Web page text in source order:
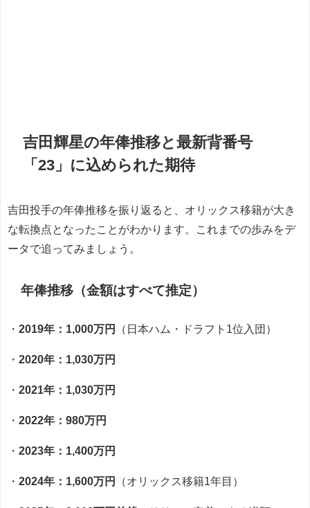
吉田輝星の年俸推移と最新背番号
「23」に込められた期待
吉田投手の年俸推移を振り返ると、オリックス移籍が大き
な転換点となったことがわかります。これまでの歩みをデ
ータで追ってみましょう。
年俸推移（金額はすべて推定）
・ 2019年：1,000万円 （日本ハム・ドラフト1位入団）
・ 2020年：1,030万円
・ 2021年：1,030万円
・ 2022年：980万円
・ 2023年：1,400万円
・ 2024年：1,600万円 （オリックス移籍1年目）